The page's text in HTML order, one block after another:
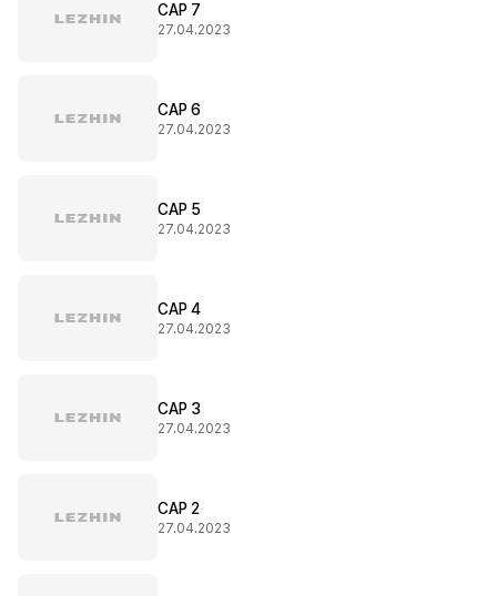
CAP 7
27.04.2023
CAP 6
27.04.2023
CAP 5
27.04.2023
CAP 4
27.04.2023
CAP 3
27.04.2023
CAP 2
27.04.2023